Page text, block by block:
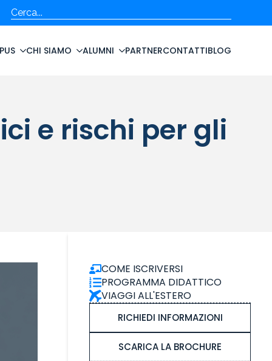
Cerca
CHI SIAMO ALUMNI PARTNERCONTATTIBLOG
e rischi per gli
COME ISCRIVERSI
PROGRAMMA DIDATTICO
VIAGGI ALL'ESTERO
RICHIEDI INFORMAZIONI
SCARICA LA BROCHURE